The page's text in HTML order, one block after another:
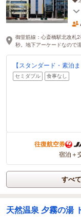
ま
御堂筋線：心斎橋駅北改札
秒。地下アーケードなので
【スタンダード・素泊
セミダブル 食事なし
往復航空券
宿泊＋
すべ
天然温泉 夕霧の湯